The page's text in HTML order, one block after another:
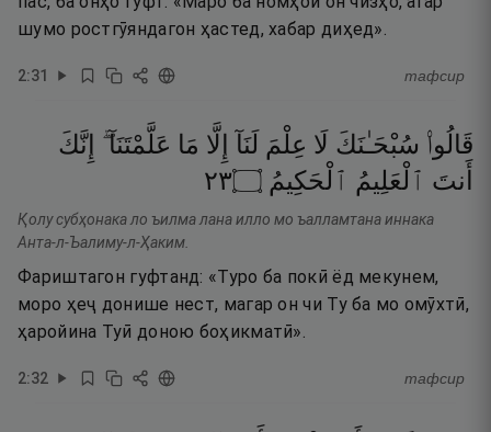
шумо ростгӯяндагон ҳастед, хабар диҳед».
2:31 тафсир
قَالُوا۟ سُبْحَـٰنَكَ لَا عِلْمَ لَنَآ إِلَّا مَا عَلَّمْتَنَآ ۖ إِنَّكَ
أَنتَ ٱلْعَلِيمُ ٱلْحَكِيمُ ۝٣٢
Қолу субҳонака ло ъилма лана илло мо ъалламтана иннака
Анта-л-Ъалиму-л-Ҳаким.
Фариштагон гуфтанд: «Туро ба покӣ ёд мекунем,
моро ҳеҷ донише нест, магар он чи Ту ба мо омӯхтӣ,
ҳаройина Туӣ доною боҳикматӣ».
2:32 тафсир